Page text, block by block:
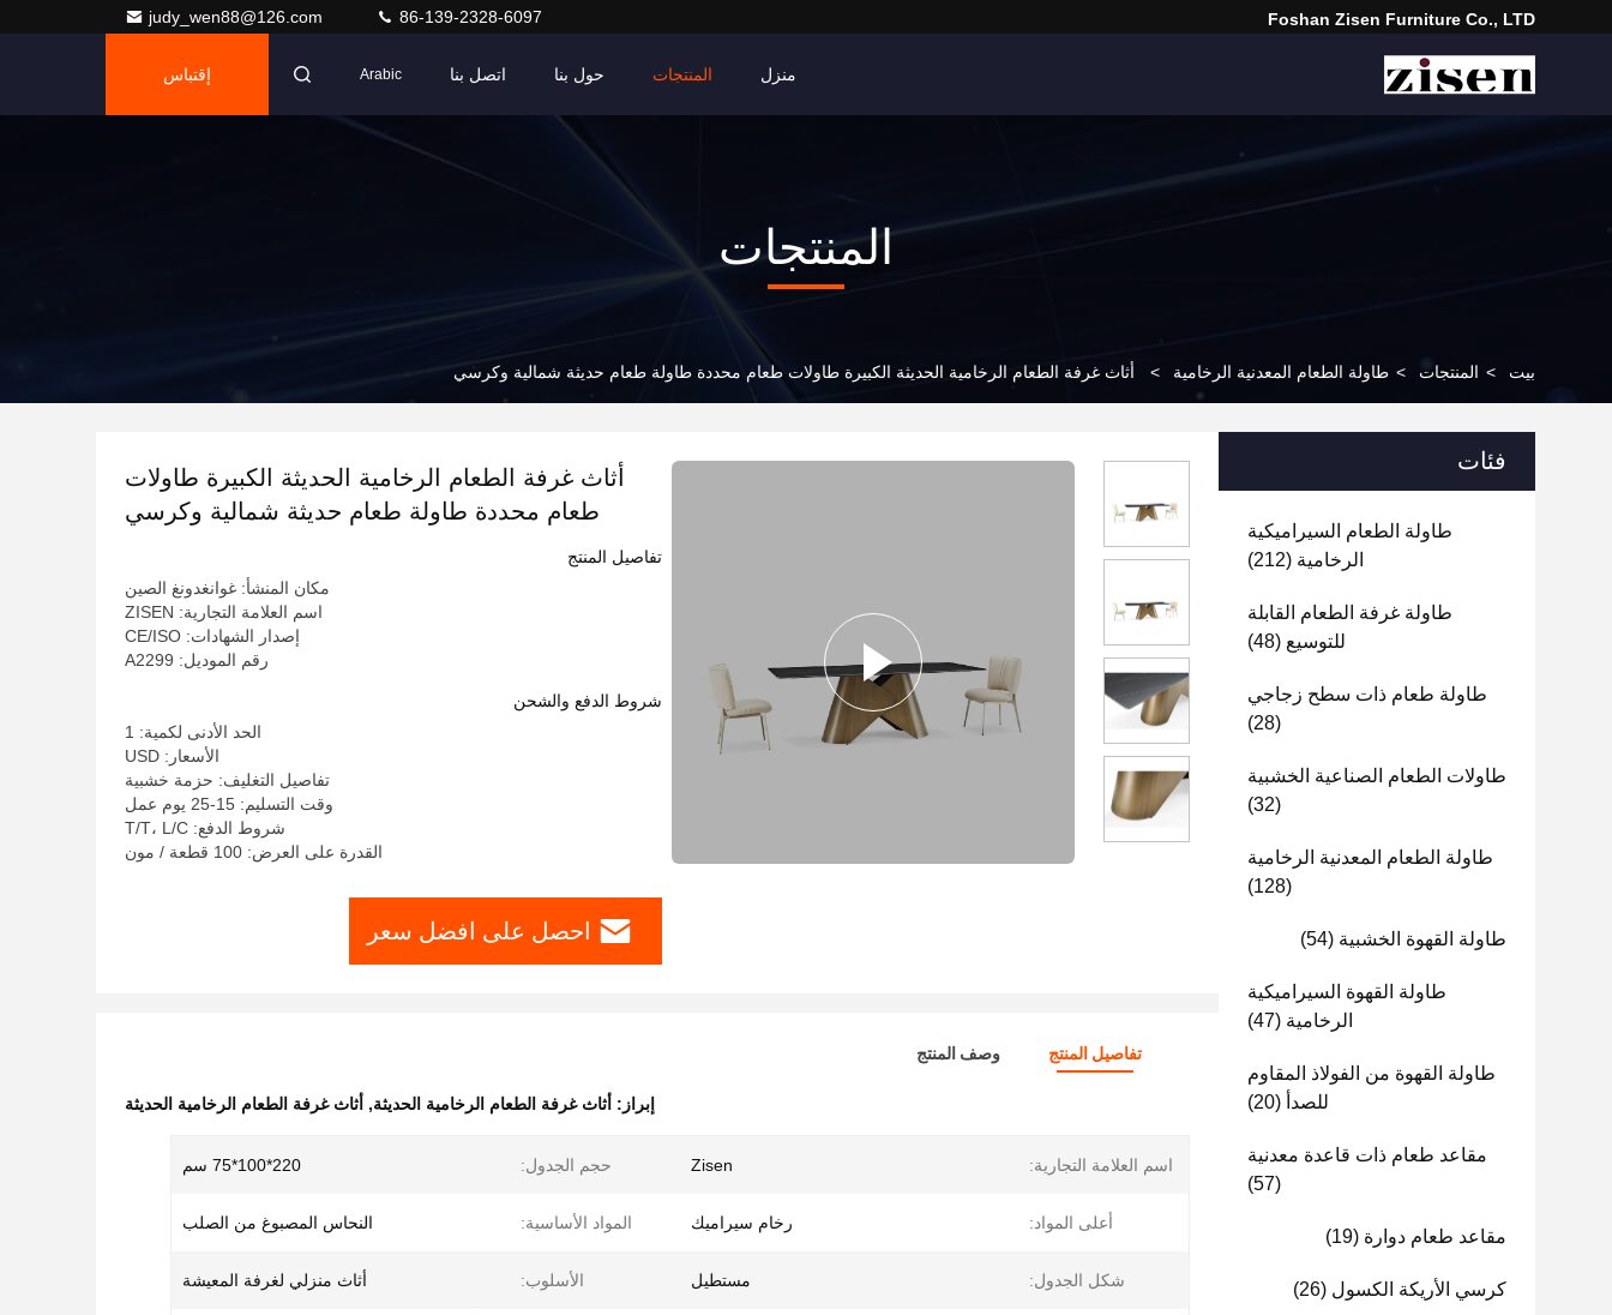
Foshan Zisen Furniture Co., LTD
judy_wen88@126.com 86-139-2328-6097
منزل المنتجات حول بنا اتصل بنا Arabic إقتباس
المنتجات
بيت > المنتجات > طاولة الطعام المعدنية الرخامية > أثاث غرفة الطعام الرخامية الحديثة الكبيرة طاولات طعام محددة طاولة طعام حديثة شمالية وكرسي
فئات
طاولة الطعام السيراميكية
الرخامية (212)
طاولة غرفة الطعام القابلة
للتوسيع (48)
طاولة طعام ذات سطح زجاجي
(28)
طاولات الطعام الصناعية الخشبية
(32)
طاولة الطعام المعدنية الرخامية
(128)
طاولة القهوة الخشبية (54)
طاولة القهوة السيراميكية
الرخامية (47)
طاولة القهوة من الفولاذ المقاوم
للصدأ (20)
مقاعد طعام ذات قاعدة معدنية
(57)
مقاعد طعام دوارة (19)
كرسي الأريكة الكسول (26)
أثاث غرفة الطعام الرخامية الحديثة الكبيرة طاولات
طعام محددة طاولة طعام حديثة شمالية وكرسي
تفاصيل المنتج
مكان المنشأ: غوانغدونغ الصين
اسم العلامة التجارية: ZISEN
إصدار الشهادات: CE/ISO
رقم الموديل: A2299
شروط الدفع والشحن
الحد الأدنى لكمية: 1
الأسعار: USD
تفاصيل التغليف: حزمة خشبية
وقت التسليم: 15-25 يوم عمل
شروط الدفع: T/T، L/C
القدرة على العرض: 100 قطعة / مون
احصل على افضل سعر
تفاصيل المنتج وصف المنتج
إبراز: أثاث غرفة الطعام الرخامية الحديثة, أثاث غرفة الطعام الرخامية الحديثة
اسم العلامة التجارية: Zisen حجم الجدول: 220*100*75 سم
أعلى المواد: رخام سيراميك المواد الأساسية: النحاس المصبوغ من الصلب
شكل الجدول: مستطيل الأسلوب: أثاث منزلي لغرفة المعيشة